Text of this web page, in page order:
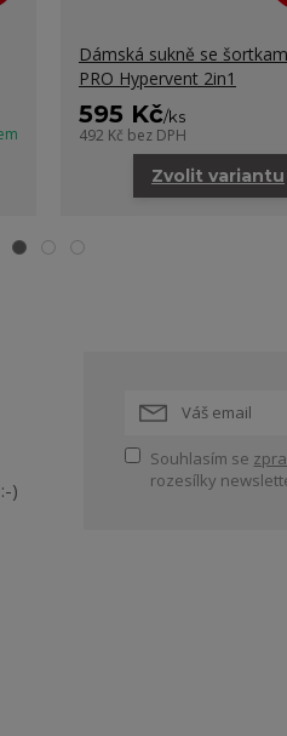
Dámská sukně se
PRO Hypervent 2in1
595 Kč/ks
492 Kč bez DPH
Zvolit variantu
)
Souhlasím se
rozesílky